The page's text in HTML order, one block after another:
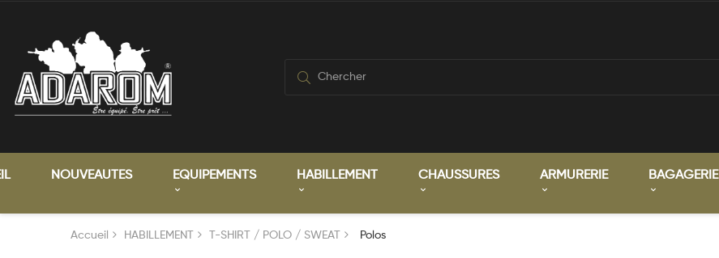
NOUVEAUTES EQUIPEMENTS HABILLEMENT CHAUSSURES ARMURERIE BAGAGERIE
Accueil HABILLEMENT T-SHIRT / POLO / SWEAT Polos